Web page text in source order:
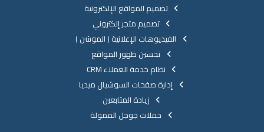
تصميم المواقع الإلكترونية
تصميم متجر إلكتروني
الفيديوهات الإعلانية ( الموشن )
تحسين ظهور المواقع
نظام خدمة العملاء CRM
إدارة صفحات السوشيال ميديا
زيادة المتابعين
حملات جوجل الممولة